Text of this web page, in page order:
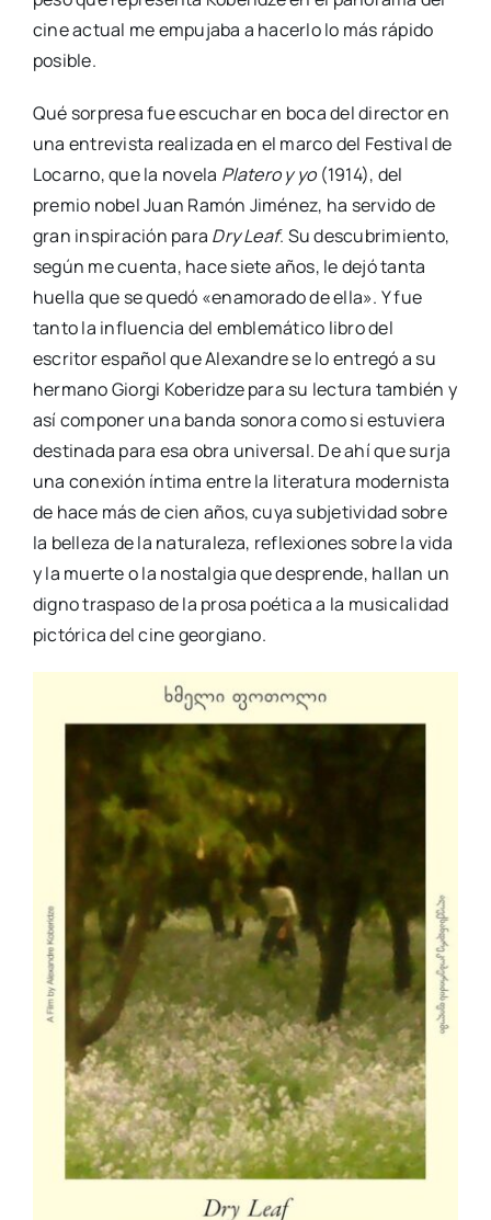
cine actual me empujaba a hacerlo lo más rápido
posible.
Qué sorpresa fue escuchar en boca del director en
una entrevista realizada en el marco del Festival de
Locarno, que la novela Platero y yo (1914), del
premio nobel Juan Ramón Jiménez, ha servido de
gran inspiración para Dry Leaf. Su descubrimiento,
según me cuenta, hace siete años, le dejó tanta
huella que se quedó «enamorado de ella». Y fue
tanto la influencia del emblemático libro del
escritor español que Alexandre se lo entregó a su
hermano Giorgi Koberidze para su lectura también y
así componer una banda sonora como si estuviera
destinada para esa obra universal. De ahí que surja
una conexión íntima entre la literatura modernista
de hace más de cien años, cuya subjetividad sobre
la belleza de la naturaleza, reflexiones sobre la vida
y la muerte o la nostalgia que desprende, hallan un
digno traspaso de la prosa poética a la musicalidad
pictórica del cine georgiano.